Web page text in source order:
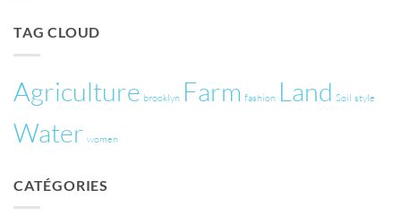
TAG CLOUD
Agriculture brooklyn Farm fashion Land Soil style
Water women
CATÉGORIES